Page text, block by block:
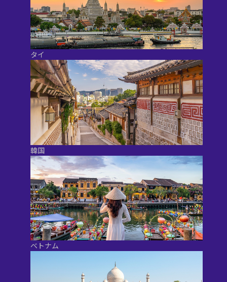
タイ
韓国
ベトナム